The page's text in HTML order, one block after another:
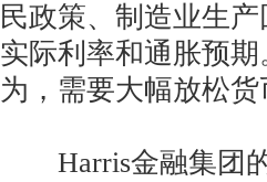
民政策、制造业生
实际利率和通胀预
为，需要大幅放松
Harris金融集团的